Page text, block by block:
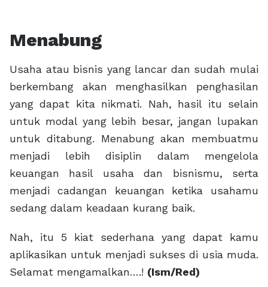
Menabung
Usaha atau bisnis yang lancar dan sudah mulai
berkembang akan menghasilkan penghasilan
yang dapat kita nikmati. Nah, hasil itu selain
untuk modal yang lebih besar, jangan lupakan
untuk ditabung. Menabung akan membuatmu
menjadi lebih disiplin dalam mengelola
keuangan hasil usaha dan bisnismu, serta
menjadi cadangan keuangan ketika usahamu
sedang dalam keadaan kurang baik.
Nah, itu 5 kiat sederhana yang dapat kamu
aplikasikan untuk menjadi sukses di usia muda.
Selamat mengamalkan….! (Ism/Red)